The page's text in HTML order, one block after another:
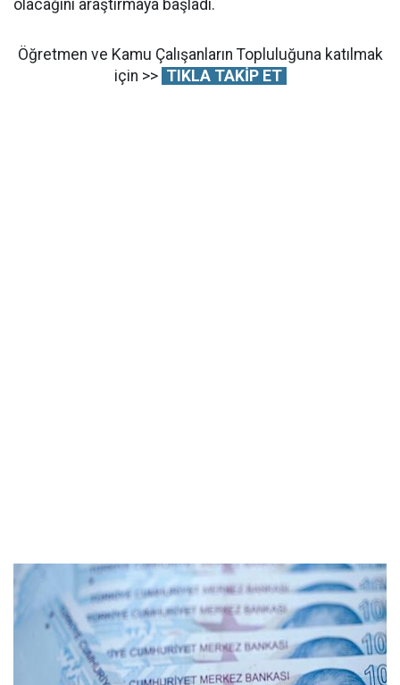
olacağını araştırmaya başladı.
Öğretmen ve Kamu Çalışanların Topluluğuna katılmak
için >> TIKLA TAKİP ET